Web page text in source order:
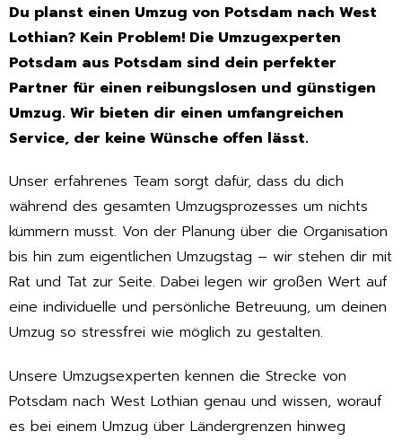
Du planst einen Umzug von Potsdam nach West
Lothian? Kein Problem! Die Umzugexperten
Potsdam aus Potsdam sind dein perfekter
Partner für einen reibungslosen und günstigen
Umzug. Wir bieten dir einen umfangreichen
Service, der keine Wünsche offen lässt.
Unser erfahrenes Team sorgt dafür, dass du dich
während des gesamten Umzugsprozesses um nichts
kümmern musst. Von der Planung über die Organisation
bis hin zum eigentlichen Umzugstag – wir stehen dir mit
Rat und Tat zur Seite. Dabei legen wir großen Wert auf
eine individuelle und persönliche Betreuung, um deinen
Umzug so stressfrei wie möglich zu gestalten.
Unsere Umzugsexperten kennen die Strecke von
Potsdam nach West Lothian genau und wissen, worauf
es bei einem Umzug über Ländergrenzen hinweg